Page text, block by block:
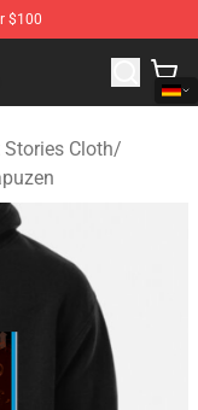
$100
Shop - Official
Cloth/